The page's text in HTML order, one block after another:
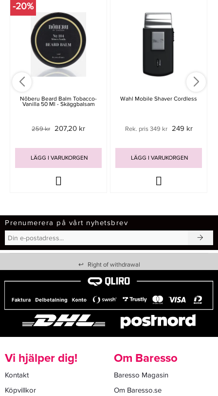
-20%
Nõberu Beard Balm Tobacco-
Vanilla 50 Ml - Skäggbalsam
259 kr 207,20 kr
LÄGG I VARUKORGEN
Wahl Mobile Shaver Cordless
Rek. pris 349 kr 249 kr
LÄGG I VARUKORGEN
Prenumerera på vårt nyhetsbrev
↩ Right of withdrawal
Vi hjälper dig!
Kontakt
Köpvillkor
Om Baresso
Baresso Magasin
Om Baresso.se